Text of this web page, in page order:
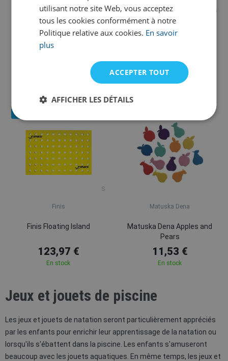
Speedo
Speedo Squirty Toys
Finis
24,76 €
Autres modèles an stock
Nouveauté
S
Finis
Finis Floating Island
123,97 €
En stock
Matuska Dena
Matuska Dena Apples and
Pears
11,53 €
En stock
Jeux et jouets de piscine
Les jeux et jouets de natation seront particulièrement appréciés
par les enfants pour enrichir leur apprentissage de la natation ou
lorsqu'ils s'ébattent dans la piscine. Les enfants s'amuseront
beaucoup avec les jouets aquatiques. En même temps, les jeux et
utilisant notre site Web, vous acceptez
tous les cookies conformément à notre
Politique relative aux cookies. En savoir
plus
ACCEPTER TOUT
AFFICHER LES DÉTAILS